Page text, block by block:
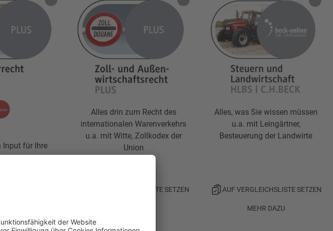
Input für Ihre
u.a. mit
Alles drin zum Recht des
internationalen Warenverkehrs
u.a. mit Witte, Zollkodex der
Union
AUF VERGLEICHSLISTE SETZEN
Alles, was Sie wissen müssen
u.a. mit Leingärtner,
Besteuerung der Landwirte
AUF VERGLEICHSLISTE SETZEN
MEHR DAZU